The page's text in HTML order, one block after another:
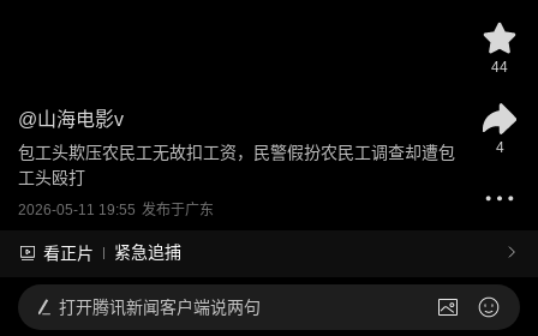
@山海电影v
包工头欺压农民工无故扣工资，民警假扮农民工调查却遭包
工头殴打
2026-05-11 19:55 发布于广东
看正片 紧急追捕
44
4
打开腾讯新闻客户端说两句